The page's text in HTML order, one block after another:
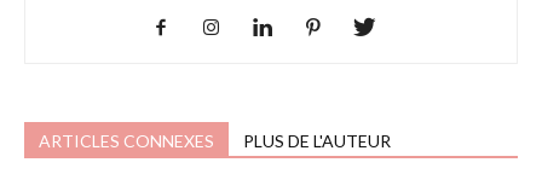
ARTICLES CONNEXES PLUS DE L'AUTEUR